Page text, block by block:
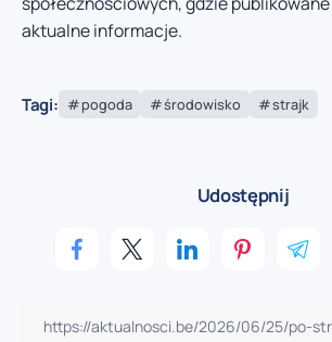
aktualne informacje.
Tagi: pogoda środowisko strajk
Udostępnij